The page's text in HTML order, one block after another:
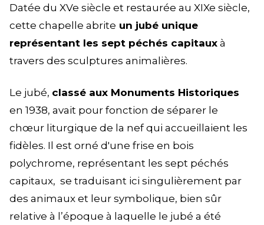
Datée du XVe siècle et restaurée au XIXe siècle,
cette chapelle abrite un jubé unique
représentant les sept péchés capitaux à
travers des sculptures animalières.
Le jubé, classé aux Monuments Historiques
en 1938, avait pour fonction de séparer le
chœur liturgique de la nef qui accueillaient les
fidèles. Il est orné d'une frise en bois
polychrome, représentant les sept péchés
capitaux, se traduisant ici singulièrement par
des animaux et leur symbolique, bien sûr
relative à l’époque à laquelle le jubé a été